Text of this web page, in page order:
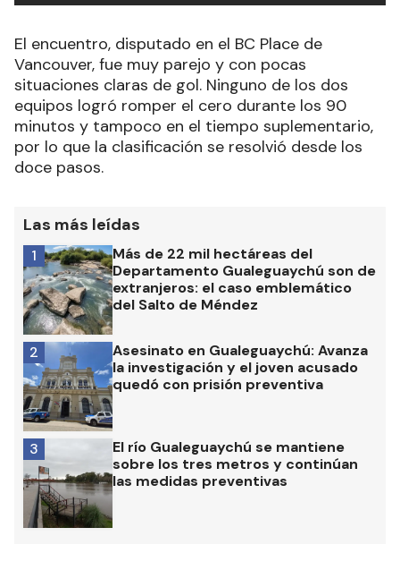
El encuentro, disputado en el BC Place de
Vancouver, fue muy parejo y con pocas
situaciones claras de gol. Ninguno de los dos
equipos logró romper el cero durante los 90
minutos y tampoco en el tiempo suplementario,
por lo que la clasificación se resolvió desde los
doce pasos.
Las más leídas
Más de 22 mil hectáreas del
Departamento Gualeguaychú son de
extranjeros: el caso emblemático
del Salto de Méndez
1
Asesinato en Gualeguaychú: Avanza
la investigación y el joven acusado
quedó con prisión preventiva
2
El río Gualeguaychú se mantiene
sobre los tres metros y continúan
las medidas preventivas
3